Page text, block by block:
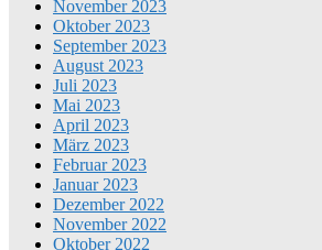
November 2023
Oktober 2023
September 2023
August 2023
Juli 2023
Mai 2023
April 2023
März 2023
Februar 2023
Januar 2023
Dezember 2022
November 2022
Oktober 2022